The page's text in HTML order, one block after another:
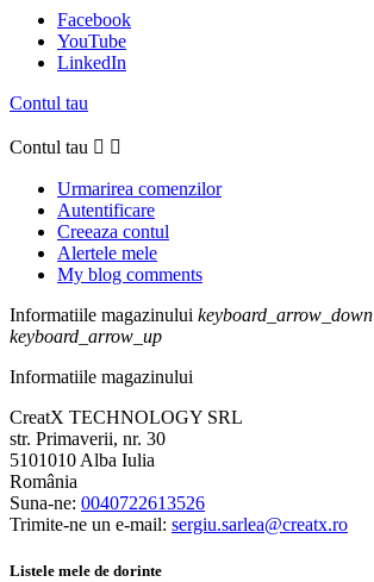
Facebook
YouTube
LinkedIn
Contul tau
Contul tau  
Urmarirea comenzilor
Autentificare
Creeaza contul
Alertele mele
My blog comments
Informatiile magazinului keyboard_arrow_down
keyboard_arrow_up
Informatiile magazinului
CreatX TECHNOLOGY SRL
str. Primaverii, nr. 30
5101010 Alba Iulia
România
Suna-ne: 0040722613526
Trimite-ne un e-mail: sergiu.sarlea@creatx.ro
Listele mele de dorinte